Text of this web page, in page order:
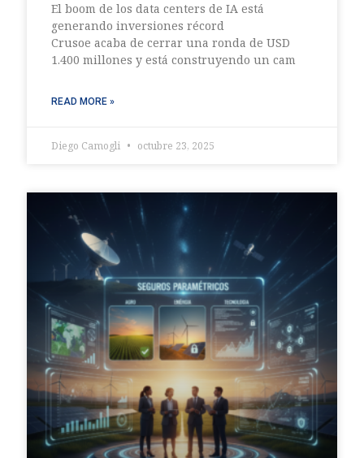
El boom de los data centers de IA está
generando inversiones récord
Crusoe acaba de cerrar una ronda de USD
1.400 millones y está construyendo un cam
READ MORE »
Diego Camogli octubre 23, 2025